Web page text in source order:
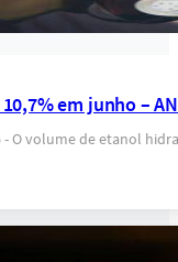
em junho –
- O volume de etanol